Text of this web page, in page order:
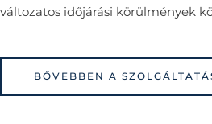
változatos időjárási körülmények
BŐVEBBEN A